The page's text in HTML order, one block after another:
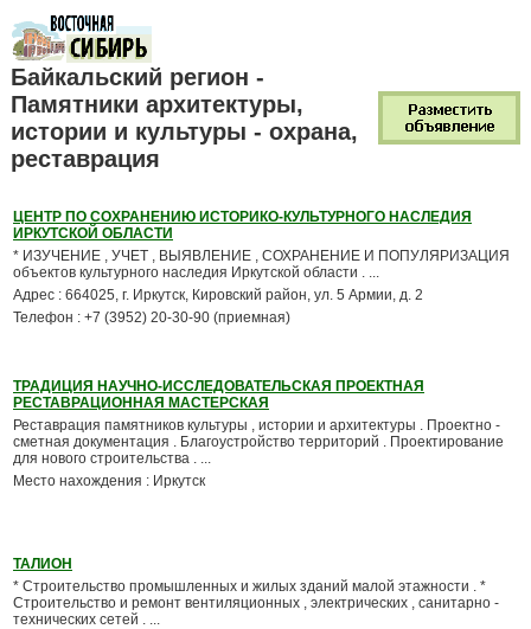
Байкальский регион -
Памятники архитектуры,
истории и культуры - охрана,
реставрация
ЦЕНТР ПО СОХРАНЕНИЮ ИСТОРИКО-КУЛЬТУРНОГО НАСЛЕДИЯ
ИРКУТСКОЙ ОБЛАСТИ
* ИЗУЧЕНИЕ , УЧЕТ , ВЫЯВЛЕНИЕ , СОХРАНЕНИЕ И ПОПУЛЯРИЗАЦИЯ
объектов культурного наследия Иркутской области . ...
Адрес : 664025, г. Иркутск, Кировский район, ул. 5 Армии, д. 2
Телефон : +7 (3952) 20-30-90 (приемная)
ТРАДИЦИЯ НАУЧНО-ИССЛЕДОВАТЕЛЬСКАЯ ПРОЕКТНАЯ
РЕСТАВРАЦИОННАЯ МАСТЕРСКАЯ
Реставрация памятников культуры , истории и архитектуры . Проектно -
сметная документация . Благоустройство территорий . Проектирование
для нового строительства . ...
Место нахождения : Иркутск
ТАЛИОН
* Строительство промышленных и жилых зданий малой этажности . *
Строительство и ремонт вентиляционных , электрических , санитарно -
технических сетей . ...